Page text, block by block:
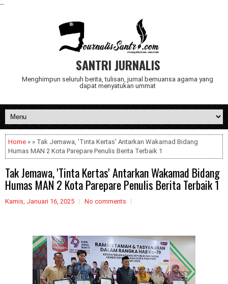
--
SANTRI JURNALIS
Menghimpun seluruh berita, tulisan, jurnal bernuansa agama yang
dapat menyatukan ummat
Home » » Tak Jemawa, 'Tinta Kertas' Antarkan Wakamad Bidang
Humas MAN 2 Kota Parepare Penulis Berita Terbaik 1
Tak Jemawa, 'Tinta Kertas' Antarkan Wakamad Bidang
Humas MAN 2 Kota Parepare Penulis Berita Terbaik 1
Kamis, Januari 16, 2025 No comments